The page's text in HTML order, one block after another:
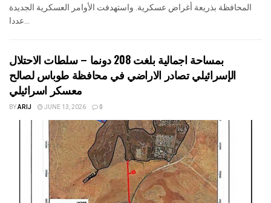
المحافظة بذريعة أغراض عسكرية. واستهدفت الأوامر العسكرية الجديدة
بمساحة اجمالية بلغت 208 دونما – سلطات الاحتلال
الإسرائيلي تصادر الاراضي في محافظة طوباس لصالح
معسكر اسرائيلي
BYARIJ JUNE 13, 2026 0